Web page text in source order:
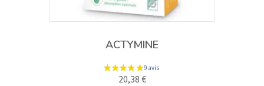
ACTYMINE
20,38 €